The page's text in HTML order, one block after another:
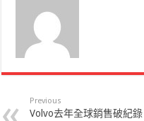
Previous
Volvo去年全球銷售破紀